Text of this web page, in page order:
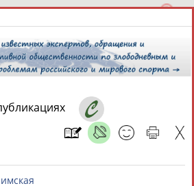
2026 года,
И СПЕЦИАЛИСТЫ